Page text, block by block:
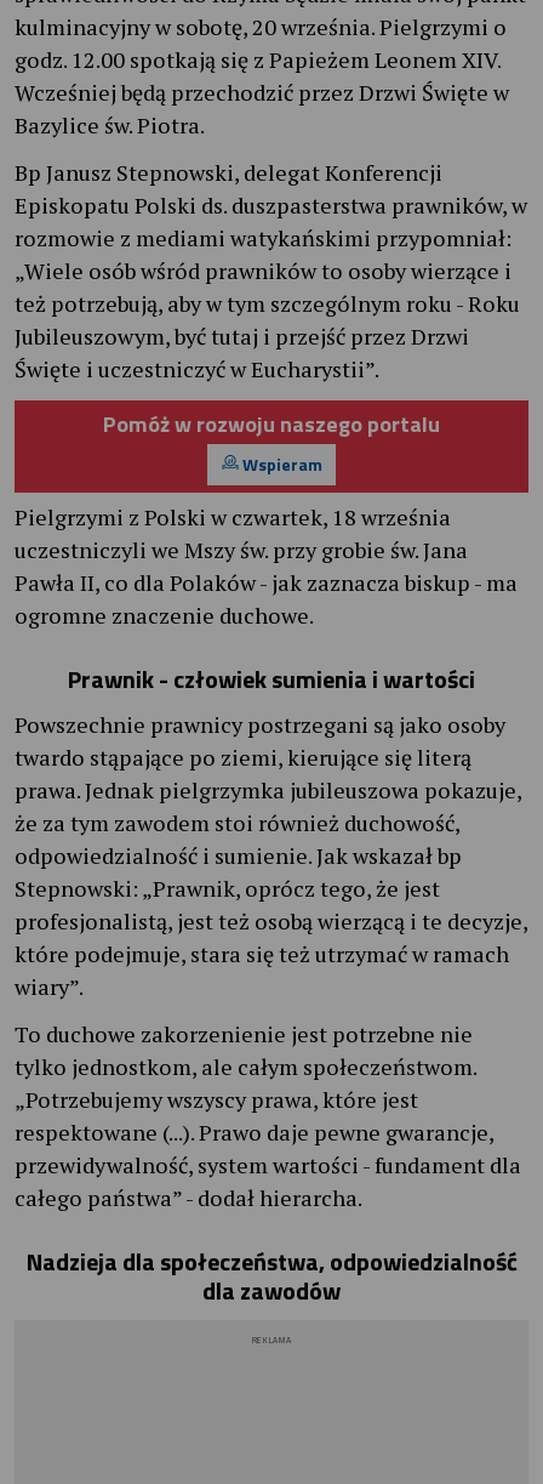
kulminacyjny w sobotę, 20 września. Pielgrzymi o
godz. 12.00 spotkają się z Papieżem Leonem XIV.
Wcześniej będą przechodzić przez Drzwi Święte w
Bazylice św. Piotra.
Bp Janusz Stepnowski, delegat Konferencji
Episkopatu Polski ds. duszpasterstwa prawników, w
rozmowie z mediami watykańskimi przypomniał:
„Wiele osób wśród prawników to osoby wierzące i
też potrzebują, aby w tym szczególnym roku - Roku
Jubileuszowym, być tutaj i przejść przez Drzwi
Święte i uczestniczyć w Eucharystii”.
Pomóż w rozwoju naszego portalu
Wspieram
Pielgrzymi z Polski w czwartek, 18 września
uczestniczyli we Mszy św. przy grobie św. Jana
Pawła II, co dla Polaków - jak zaznacza biskup - ma
ogromne znaczenie duchowe.
Prawnik - człowiek sumienia i wartości
Powszechnie prawnicy postrzegani są jako osoby
twardo stąpające po ziemi, kierujące się literą
prawa. Jednak pielgrzymka jubileuszowa pokazuje,
że za tym zawodem stoi również duchowość,
odpowiedzialność i sumienie. Jak wskazał bp
Stepnowski: „Prawnik, oprócz tego, że jest
profesjonalistą, jest też osobą wierzącą i te decyzje,
które podejmuje, stara się też utrzymać w ramach
wiary”.
To duchowe zakorzenienie jest potrzebne nie
tylko jednostkom, ale całym społeczeństwom.
„Potrzebujemy wszyscy prawa, które jest
respektowane (...). Prawo daje pewne gwarancje,
przewidywalność, system wartości - fundament dla
całego państwa” - dodał hierarcha.
Nadzieja dla społeczeństwa, odpowiedzialność
dla zawodów
REKLAMA